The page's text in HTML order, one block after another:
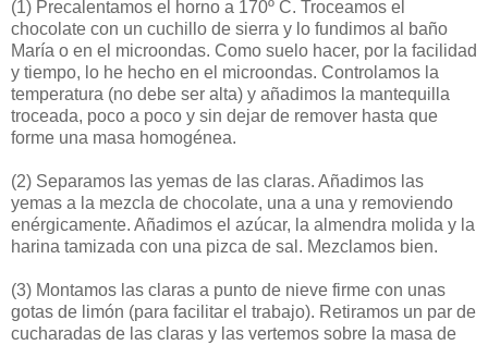
(1) Precalentamos el horno a 170º C. Troceamos el
chocolate con un cuchillo de sierra y lo fundimos al baño
María o en el microondas. Como suelo hacer, por la facilidad
y tiempo, lo he hecho en el microondas. Controlamos la
temperatura (no debe ser alta) y añadimos la mantequilla
troceada, poco a poco y sin dejar de remover hasta que
forme una masa homogénea.
(2) Separamos las yemas de las claras. Añadimos las
yemas a la mezcla de chocolate, una a una y removiendo
enérgicamente. Añadimos el azúcar, la almendra molida y la
harina tamizada con una pizca de sal. Mezclamos bien.
(3) Montamos las claras a punto de nieve firme con unas
gotas de limón (para facilitar el trabajo). Retiramos un par de
cucharadas de las claras y las vertemos sobre la masa de